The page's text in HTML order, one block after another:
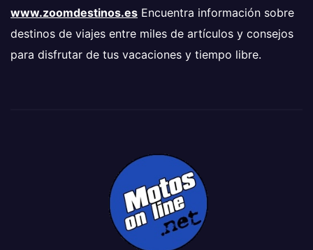
www.zoomdestinos.es Encuentra información sobre
destinos de viajes entre miles de artículos y consejos
para disfrutar de tus vacaciones y tiempo libre.